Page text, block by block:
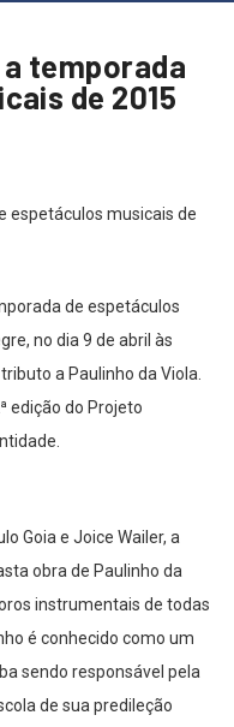
temporada
de 2015
de espetáculos
no dia 9 de abril às
a Paulinho da Viola.
edição do Projeto
Goia e Joice Wailer, a
obra de Paulinho da
instrumentais de todas
é conhecido como um
sendo responsável pela
de sua predileção